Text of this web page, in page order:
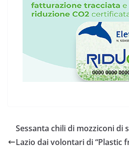
Sessanta chili di mozziconi di
Lazio dai volontari di “Plastic